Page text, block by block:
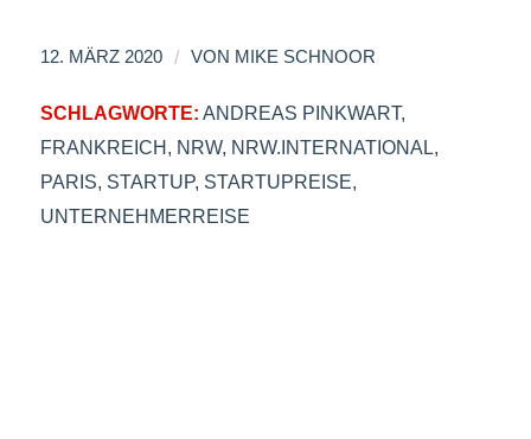
12. MÄRZ 2020 / VON MIKE SCHNOOR
SCHLAGWORTE: ANDREAS PINKWART,
FRANKREICH NRW, NRW.INTERNATIONAL
PARIS STARTUP, STARTUPREISE
UNTERNEHMERREISE